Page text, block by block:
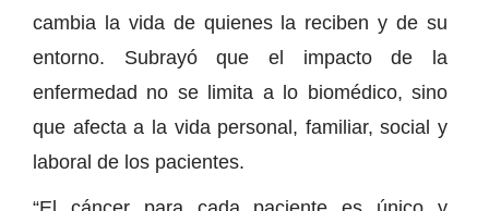
cambia la vida de quienes la reciben y de su
entorno. Subrayó que el impacto de la
enfermedad no se limita a lo biomédico, sino
que afecta a la vida personal, familiar, social y
laboral de los pacientes.